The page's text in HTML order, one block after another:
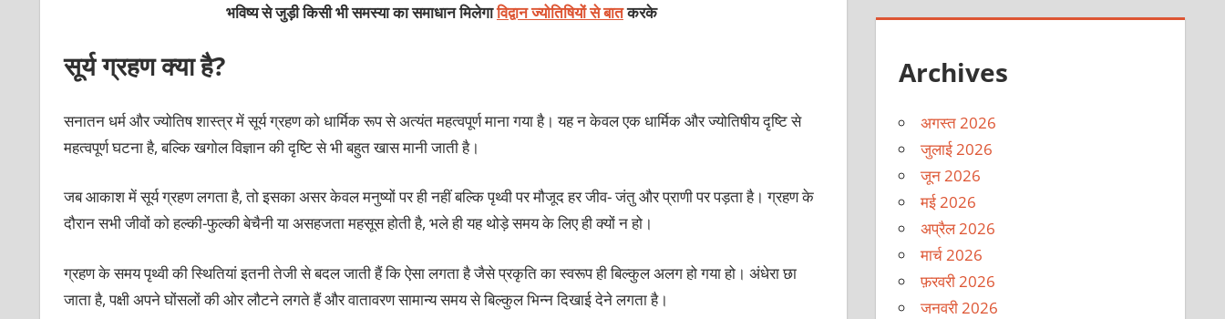
भविष्य से जुड़ी किसी भी समस्या का समाधान मिलेगाविद्वान ज्योतिषियों से बातकरके
सूर्य ग्रहण क्या है?
सनातन धर्म और ज्योतिष शास्त्र में सूर्य ग्रहण को धार्मिक रूप से अत्यंत महत्वपूर्ण माना गया है। यह न केवल एक धार्मिक और ज्योतिषीय दृष्टि से
महत्वपूर्ण घटना है, बल्कि खगोल विज्ञान की दृष्टि से भी बहुत खास मानी जाती है।
जब आकाश में सूर्य ग्रहण लगता है, तो इसका असर केवल मनुष्यों पर ही नहीं बल्कि पृथ्वी पर मौजूद हर जीव- जंतु और प्राणी पर पड़ता है। ग्रहण के
दौरान सभी जीवों को हल्की-फुल्की बेचैनी या असहजता महसूस होती है, भले ही यह थोड़े समय के लिए ही क्यों न हो।
ग्रहण के समय पृथ्वी की स्थितियां इतनी तेजी से बदल जाती हैं कि ऐसा लगता है जैसे प्रकृति का स्वरूप ही बिल्कुल अलग हो गया हो। अंधेरा छा
जाता है, पक्षी अपने घोंसलों की ओर लौटने लगते हैं और वातावरण सामान्य समय से बिल्कुल भिन्न दिखाई देने लगता है।
Archives
अगस्त 2026
जुलाई 2026
जून 2026
मई 2026
अप्रैल 2026
मार्च 2026
फ़रवरी 2026
जनवरी 2026